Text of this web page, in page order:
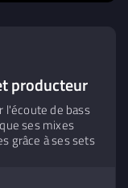
producteur
l'écoute de bass
ses mixes
grâce à ses sets